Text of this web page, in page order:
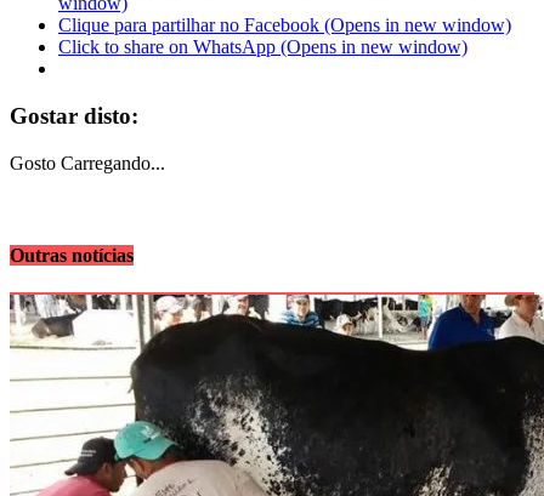
Clique para partilhar no Facebook (Opens in new window)
Click to share on WhatsApp (Opens in new window)
Gostar disto:
Gosto Carregando...
Outras notícias